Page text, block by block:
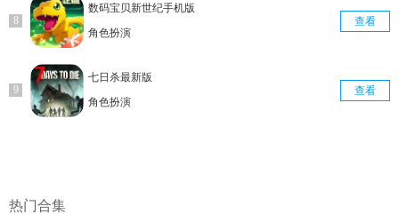
数码宝贝新世纪手机版
角色扮演
查看
七日杀最新版
角色扮演
查看
热门合集